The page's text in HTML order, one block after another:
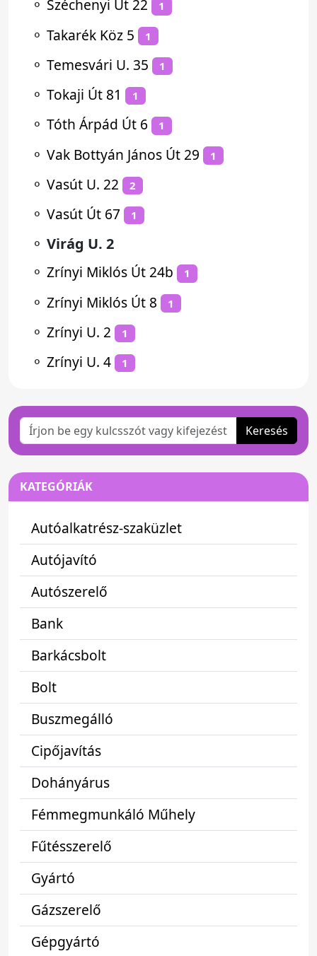
⚬ Széchenyi Út 22 1
⚬ Takarék Köz 5 1
⚬ Temesvári U. 35 1
⚬ Tokaji Út 81 1
⚬ Tóth Árpád Út 6 1
⚬ Vak Bottyán János Út 29 1
⚬ Vasút U. 22 2
⚬ Vasút Út 67 1
⚬ Virág U. 2
⚬ Zrínyi Miklós Út 24b 1
⚬ Zrínyi Miklós Út 8 1
⚬ Zrínyi U. 2 1
⚬ Zrínyi U. 4 1
Keresés
KATEGÓRIÁK
Autóalkatrész-szaküzlet
Autójavító
Autószerelő
Bank
Barkácsbolt
Bolt
Buszmegálló
Cipőjavítás
Dohányárus
Fémmegmunkáló Műhely
Fűtésszerelő
Gyártó
Gázszerelő
Gépgyártó